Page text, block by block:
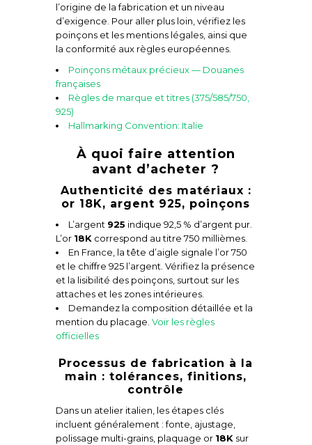
l’origine de la fabrication et un niveau
d’exigence. Pour aller plus loin, vérifiez les
poinçons et les mentions légales, ainsi que
la conformité aux règles européennes.
Poinçons métaux précieux — Douanes
françaises
Règles de marque et titres (375/585/750,
925)
Hallmarking Convention: Italie
À quoi faire attention
avant d’acheter ?
Authenticité des matériaux :
or 18K, argent 925, poinçons
L’argent 925 indique 92,5 % d’argent pur.
L’or 18K correspond au titre 750 millièmes.
En France, la tête d’aigle signale l’or 750
et le chiffre 925 l’argent. Vérifiez la présence
et la lisibilité des poinçons, surtout sur les
attaches et les zones intérieures.
Demandez la composition détaillée et la
mention du placage.Voir les règles
officielles
Processus de fabrication à la
main : tolérances, finitions,
contrôle
Dans un atelier italien, les étapes clés
incluent généralement : fonte, ajustage,
polissage multi-grains, plaquage or 18K sur